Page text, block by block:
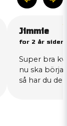
Jimmie
for 2 år siden
Super bra
nu ska börja
så har du